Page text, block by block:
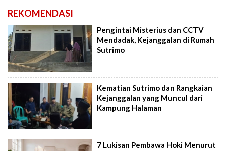
REKOMENDASI
Pengintai Misterius dan CCTV
Mendadak, Kejanggalan di Rumah
Sutrimo
Kematian Sutrimo dan Rangkaian
Kejanggalan yang Muncul dari
Kampung Halaman
7 Lukisan Pembawa Hoki Menurut